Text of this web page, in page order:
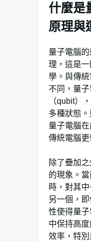
什麼是
原理與
量子電腦
理，這是
學。與傳統
不同，量
（qubit）
多種狀態
量子電腦
傳統電腦更
除了疊加
的現象。
時，對其
另一個，
性使得量
中保持高
效率，特